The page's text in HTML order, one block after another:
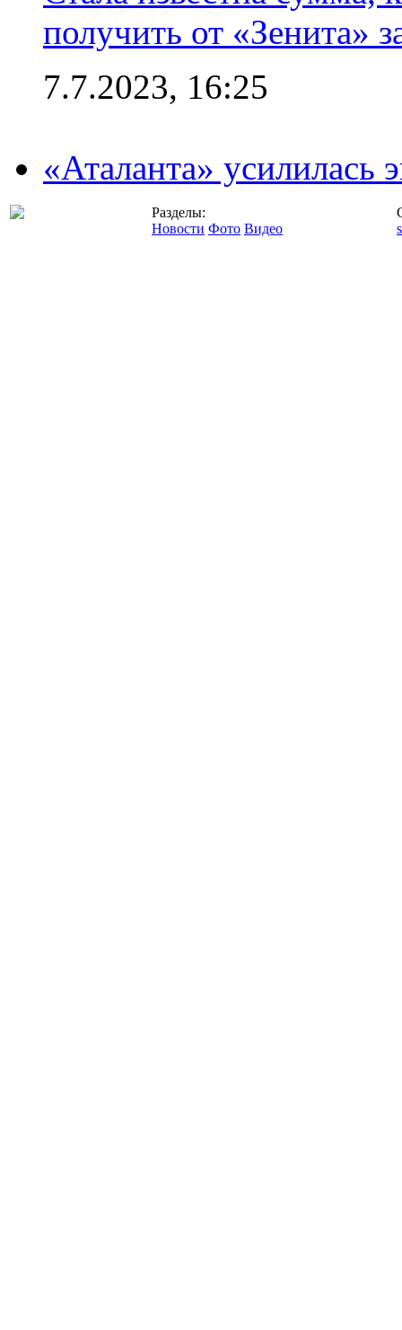
получить от «Зенита»
7.7.2023, 16:25
«Аталанта»
Разделы:
Новости Фото Видео